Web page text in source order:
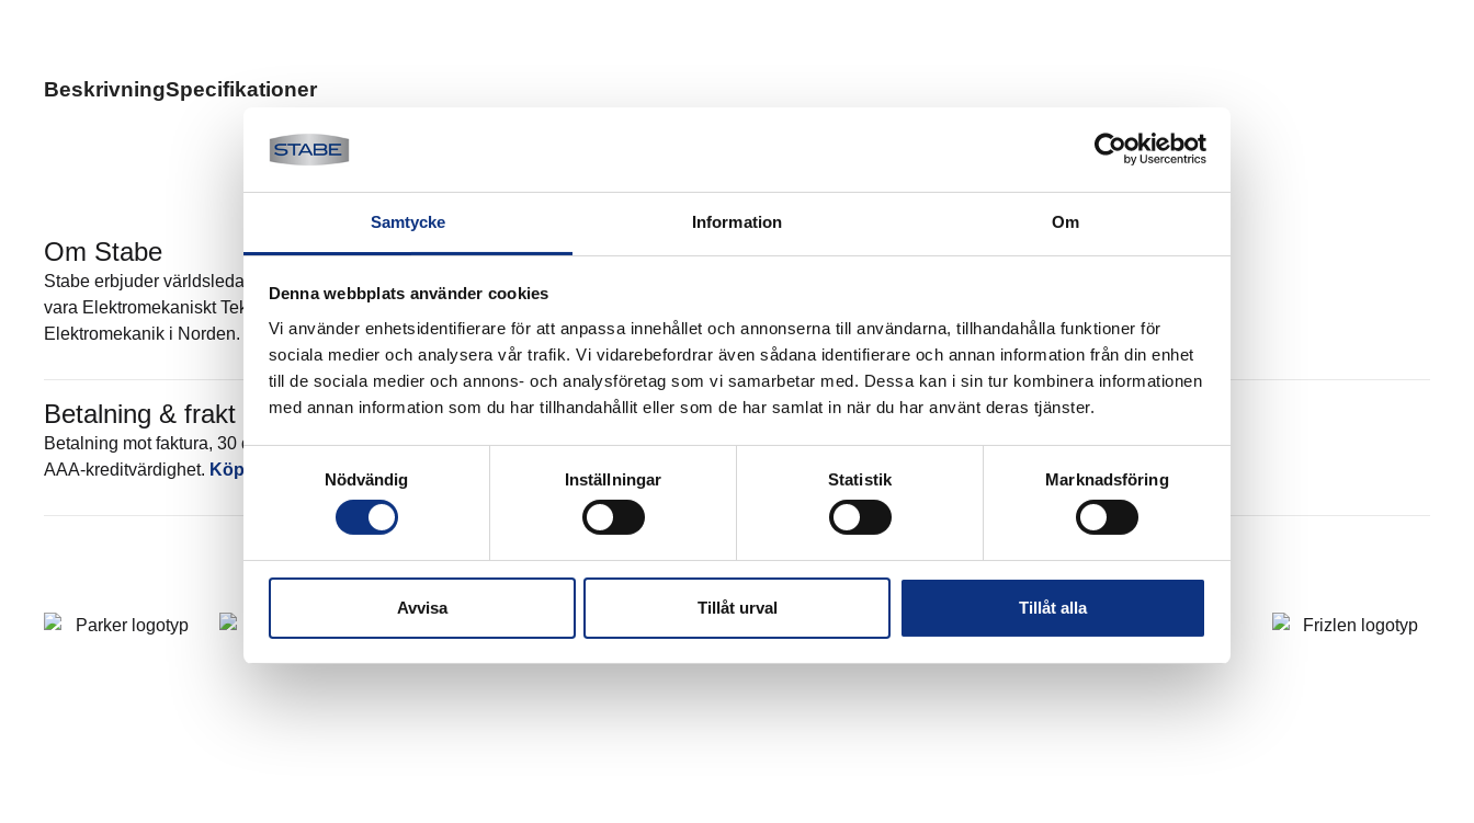
Samtycke Information Om
Denna webbplats använder cookies
Vi använder enhetsidentifierare för att anpassa innehållet och annonserna till användarna, tillhandahålla funktioner för
sociala medier och analysera vår trafik. Vi vidarebefordrar även sådana identifierare och annan information från din enhet
till de sociala medier och annons- och analysföretag som vi samarbetar med. Dessa kan i sin tur kombinera informationen
med annan information som du har tillhandahållit eller som de har samlat in när du har använt deras tjänster.
Nödvändig
Inställningar Statistik Marknadsföring
Avvisa Tillåt urval Tillåt alla
BeskrivningSpecifikationer
Om Stabe
Stabe erbjuder världsledande elektromekanik och pneumatik för industriautomation. Vi är stolta att
vara Elektromekaniskt Teknisk Center (EMTC) för Parker Hannifin och certifierad distributör för
Elektromekanik i Norden. Mer om Stabe
Betalning & frakt
Betalning mot faktura, 30 dagar. Fraktkostnad tillkommer. Alla priser visas i SEK. Stabe innehar
AAA-kreditvärdighet. Köpvillkor